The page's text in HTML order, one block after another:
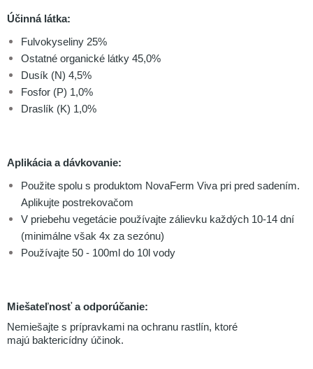
Účinná látka:
Fulvokyseliny 25%
Ostatné organické látky 45,0%
Dusík (N) 4,5%
Fosfor (P) 1,0%
Draslík (K) 1,0%
Aplikácia a dávkovanie:
Použite spolu s produktom NovaFerm Viva pri pred sadením.
Aplikujte postrekovačom
V priebehu vegetácie používajte zálievku každých 10-14 dní
(minimálne však 4x za sezónu)
Používajte 50 - 100ml do 10l vody
Miešateľnosť a odporúčanie:
Nemiešajte s prípravkami na ochranu rastlín, ktoré
majú baktericídny účinok.